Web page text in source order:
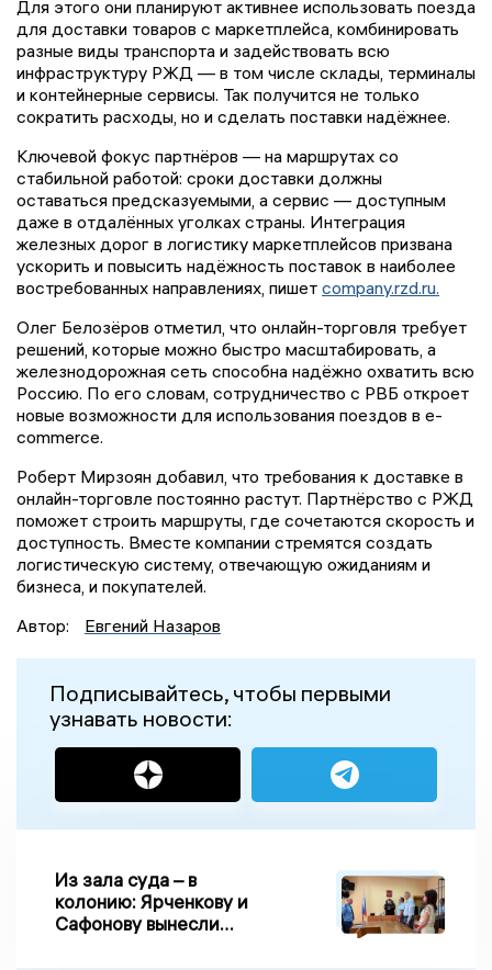
Для этого они планируют активнее использовать поезда
для доставки товаров с маркетплейса, комбинировать
разные виды транспорта и задействовать всю
инфраструктуру РЖД — в том числе склады, терминалы
и контейнерные сервисы. Так получится не только
сократить расходы, но и сделать поставки надёжнее.
Ключевой фокус партнёров — на маршрутах со
стабильной работой: сроки доставки должны
оставаться предсказуемыми, а сервис — доступным
даже в отдалённых уголках страны. Интеграция
железных дорог в логистику маркетплейсов призвана
ускорить и повысить надёжность поставок в наиболее
востребованных направлениях, пишет company.rzd.ru.
Олег Белозёров отметил, что онлайн-торговля требует
решений, которые можно быстро масштабировать, а
железнодорожная сеть способна надёжно охватить всю
Россию. По его словам, сотрудничество с РВБ откроет
новые возможности для использования поездов в e-
commerce.
Роберт Мирзоян добавил, что требования к доставке в
онлайн-торговле постоянно растут. Партнёрство с РЖД
поможет строить маршруты, где сочетаются скорость и
доступность. Вместе компании стремятся создать
логистическую систему, отвечающую ожиданиям и
бизнеса, и покупателей.
Автор:
Евгений Назаров
Подписывайтесь, чтобы первыми
узнавать новости:
Из зала суда – в
колонию: Ярченкову и
Сафонову вынесли